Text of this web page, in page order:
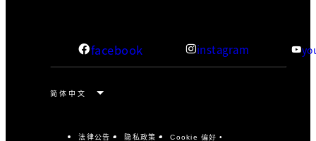
facebook instagram
法律公告 隐私政策 Cookie 偏好